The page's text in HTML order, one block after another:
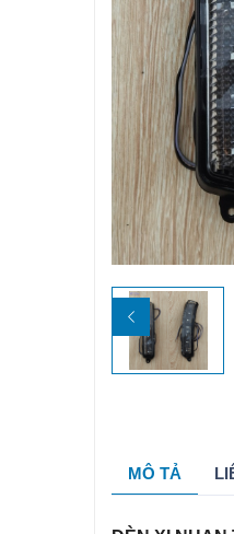
MÔ TẢ